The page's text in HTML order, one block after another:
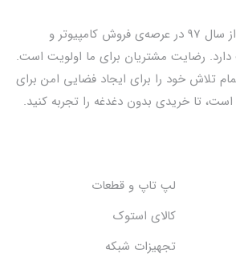
فروشگاه کوشا سیستم، از سال 97 در عرصه‌ی فروش کامپیوتر و
دارد. رضایت مشتریان برای ما اولویت است.
تلاش خود را برای ایجاد فضایی امن برای
است، تا خریدی بدون دغدغه را تجربه کنید.
لپ تاپ و قطعات
کالای استوک
تجهیزات شبکه